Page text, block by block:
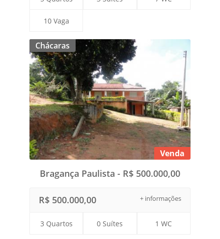
10 Vaga
Chácaras
Venda
Bragança Paulista - R$ 500.000,00
+ informações
R$ 500.000,00
3 Quartos 0 Suítes 1 WC